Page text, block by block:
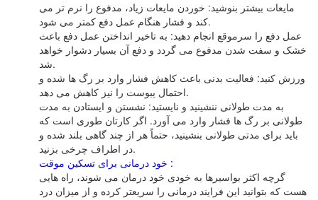
مایعات بیشتر بنوشید: خوردن مایعات زیاد، مدفوع را نرم تر می
کند و فشار هنگام عمل دفع کمتر می شود.
عمل دفع را سرموقع انجام دهید: به تاخیر انداختن عمل دفع باعث
خشک و سفت شدن مدفوع می گردد و دفع آن بسیار دشوار خواهد
شد.
ورزش کنید: فعالیت بدنی باعث کاهش فشار وارد بر رگ ها شده و
احتمال یبوست را نیز کاهش می دهد.
به مدت طولانی ننشینید و نایستید: نشستن و ایستادن به مدت
طولانی بر رگ ها فشار وارد می آورد. اگر کارتان طوری است که
باید برای مدتی طولانی بنشینید، حتماً هر از چند گاهی بلند شده و
در اطراف چرخی بزنید.
خود درمانی برای تسکین موقت :
گرچه اکثر بواسیرها به خودی خود درمان می شوند، راه هایی
هست که بتوانید این فرایند درمانی را سریعتر کرده و از میزان درد